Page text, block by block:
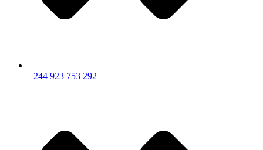
+244 923 753 292